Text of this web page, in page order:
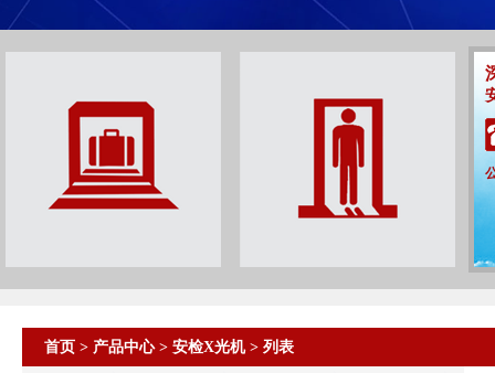
首页 > 产品中心> 安检X光机> 列表